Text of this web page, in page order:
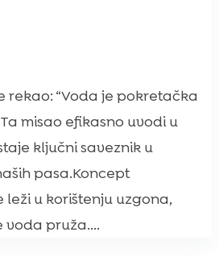
rekao: “Voda je pokretačka
misao efikasno uvodi u
ključni saveznik u
pasa.Koncept
u korištenju uzgona,
pruža....